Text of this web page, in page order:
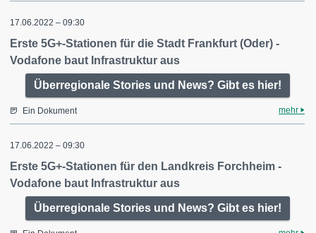
17.06.2022 – 09:30
Erste 5G+-Stationen für die Stadt Frankfurt (Oder) -
Vodafone baut Infrastruktur aus
Überregionale Stories und News? Gibt es hier!
Ein Dokument mehr
17.06.2022 – 09:30
Erste 5G+-Stationen für den Landkreis Forchheim -
Vodafone baut Infrastruktur aus
Überregionale Stories und News? Gibt es hier!